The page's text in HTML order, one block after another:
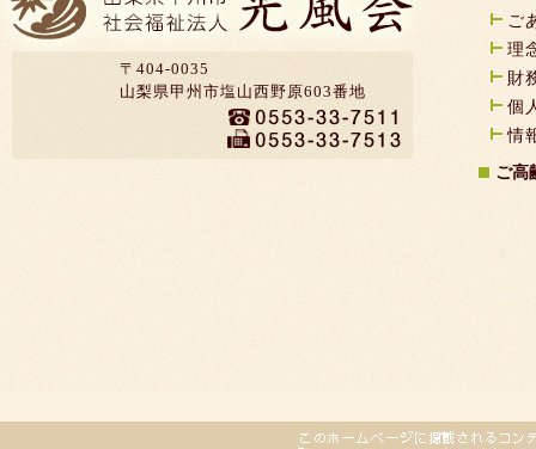
〒404-0035
山梨県甲州市塩山西野原603番地
ご
理
財
個
情
ご高